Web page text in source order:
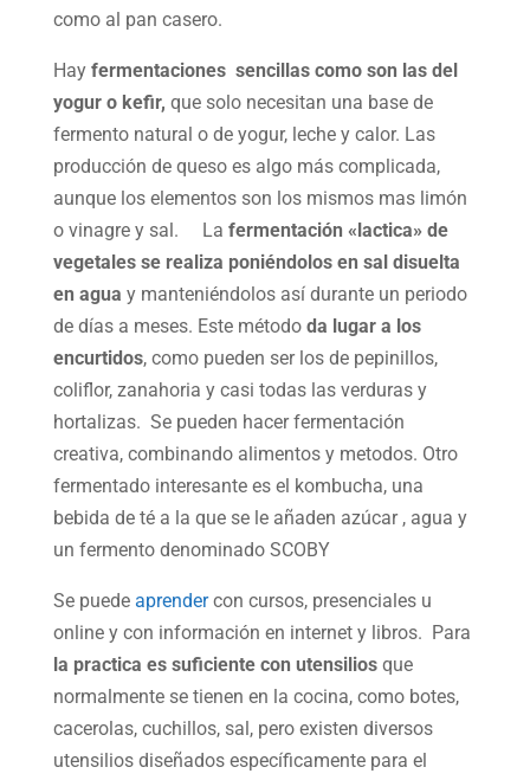
como al pan casero.
Hayfermentaciones sencillas como son las del
yogur o kefir, que solo necesitan una base de
fermento natural o de yogur, leche y calor. Las
producción de queso es algo más complicada,
aunque los elementos son los mismos mas limón
o vinagre y sal. La fermentación «lactica» de
vegetales se realiza poniéndolos en sal disuelta
en agua y manteniéndolos así durante un periodo
de días a meses. Este métododa lugar a los
encurtidos, como pueden ser los de pepinillos,
coliflor, zanahoria y casi todas las verduras y
hortalizas. Se pueden hacer fermentación
creativa, combinando alimentos y metodos. Otro
fermentado interesante es el kombucha, una
bebida de té a la que se le añaden azúcar , agua y
un fermento denominado SCOBY
Se puede aprendercon cursos, presenciales u
online y con información en internet y libros. Para
la practica es suficiente con utensiliosque
normalmente se tienen en la cocina, como botes,
cacerolas, cuchillos, sal, pero existen diversos
utensilios diseñados específicamente para el